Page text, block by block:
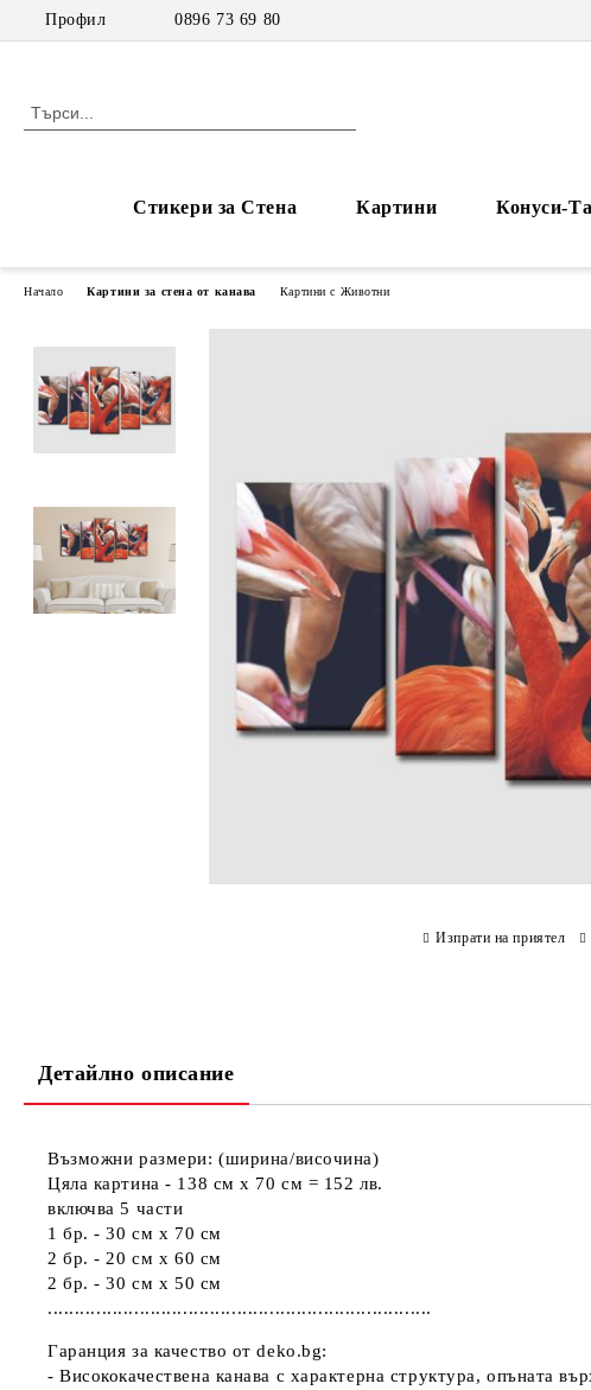
Профил 0896 73 69 80
Стикери за Стена Картини Конуси-
Начало Картини за стена от канава Картини с Животни
Изпрати на приятел
Детайлно описание
Възможни размери: (ширина/височина)
Цяла картина - 138 см х 70 см = 152 лв.
включва 5 части
1 бр. - 30 см х 70 см
2 бр. - 20 см х 60 см
2 бр. - 30 см х 50 см
.......................................................................
Гаранция за качество от deko.bg:
- Висококачествена канава с характерна структура, опъната